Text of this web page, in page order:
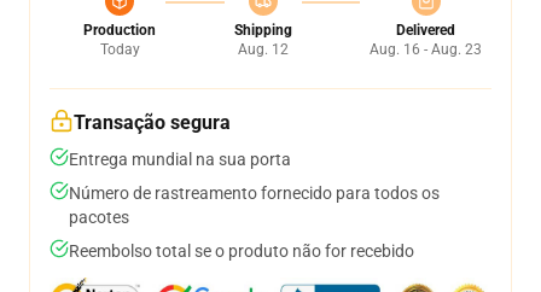
Production
Today
Shipping
Aug. 12
Delivered
Aug. 16 - Aug. 23
Transação segura
Entrega mundial na sua porta
Número de rastreamento fornecido para todos os
pacotes
Reembolso total se o produto não for recebido